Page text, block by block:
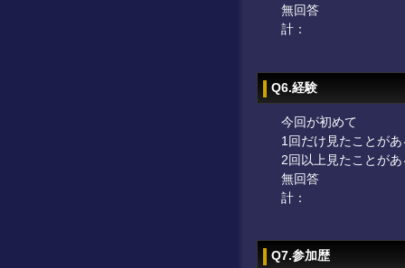
無回答
計：
Q6.経験
今回が初めて
1回だけ見たことがあ
2回以上見たことがあ
無回答
計：
Q7.参加歴